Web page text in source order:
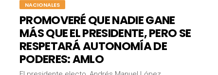
NACIONALES
PROMOVERÉ QUE NADIE GANE
MÁS QUE EL PRESIDENTE, PERO SE
RESPETARÁ AUTONOMÍA DE
PODERES: AMLO